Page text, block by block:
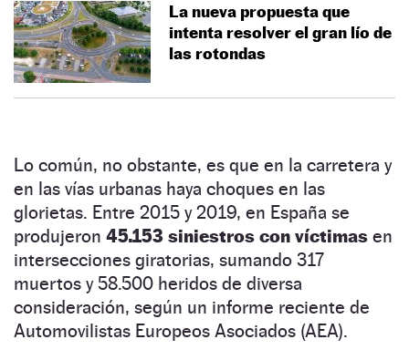
La nueva propuesta que
intenta resolver el gran lío de
las rotondas
Lo común, no obstante, es que en la carretera y
en las vías urbanas haya choques en las
glorietas. Entre 2015 y 2019, en España se
produjeron 45.153 siniestros con víctimas en
intersecciones giratorias, sumando 317
muertos y 58.500 heridos de diversa
consideración, según un informe reciente de
Automovilistas Europeos Asociados (AEA).